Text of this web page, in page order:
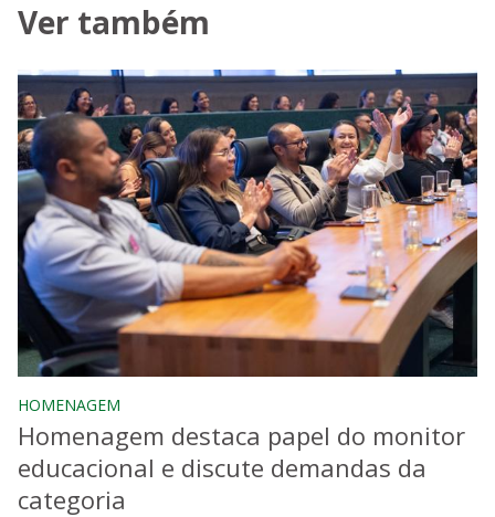
Ver também
HOMENAGEM
Homenagem destaca papel do monitor
educacional e discute demandas da
categoria